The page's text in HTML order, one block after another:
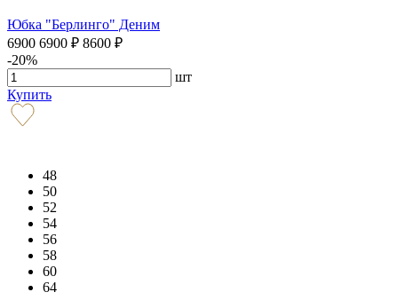
Юбка "Берлинго" Деним
6900 6900 ₽ 8600 ₽
-20%
шт
Купить
48
50
52
54
56
58
60
64